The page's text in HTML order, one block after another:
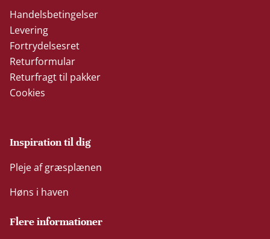
Handelsbetingelser
Levering
Fortrydelsesret
Returformular
Returfragt til pakker
Cookies
Inspiration til dig
Pleje af græsplænen
Høns i haven
Flere informationer